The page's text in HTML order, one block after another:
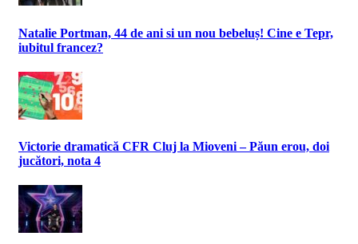
Natalie Portman, 44 de ani si un nou bebeluș! Cine e Tepr,
iubitul francez?
Victorie dramatică CFR Cluj la Mioveni – Păun erou, doi
jucători, nota 4